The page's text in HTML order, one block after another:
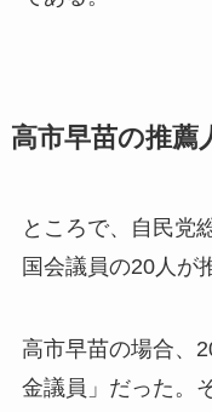
高市早苗の推薦
ところで、自民党
国会議員の20人が
高市早苗の場合、
金議員」だった。